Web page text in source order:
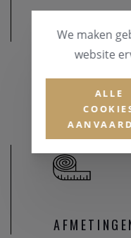
MATERIAAL
We maken
website
ALLE